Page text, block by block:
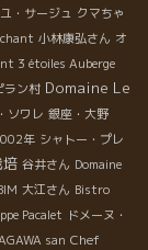
・サージュ クマちゃ
小林康弘さん オ
3 étoiles Auberge
ラン村 Domaine Le
ソワレ 銀座・大野
年 シャトー・プレ
培 谷井さん Domaine
大江さん Bistro
Pacalet ドメーヌ・
san Chef